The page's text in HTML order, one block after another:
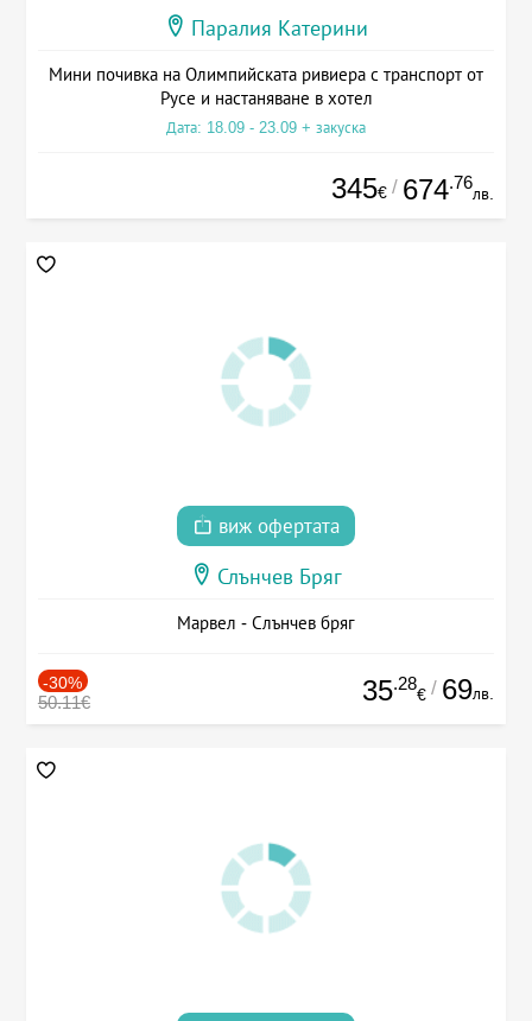
Паралия Катерини
Мини почивка на Олимпийската ривиера с транспорт от
Русе и настаняване в хотел
Дата: 18.09 - 23.09 + закуска
345€ / 674.76
лв.
виж офертата
Слънчев Бряг
Марвел - Слънчев бряг
-30%
50.11€ 35.28
€ / 69лв.